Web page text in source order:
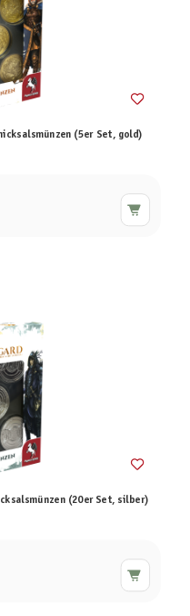
(5er Set, gold)
(20er Set, silber)